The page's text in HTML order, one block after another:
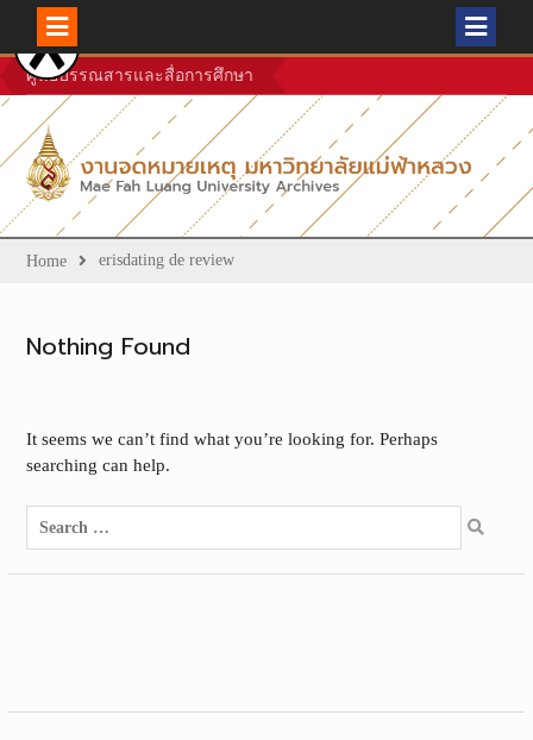
Skip
to
content
ศูนย์บรรณสารและสื่อการศึกษา
Home erisdating de review
Nothing Found
It seems we can’t find what you’re looking for. Perhaps
searching can help.
Search
for: